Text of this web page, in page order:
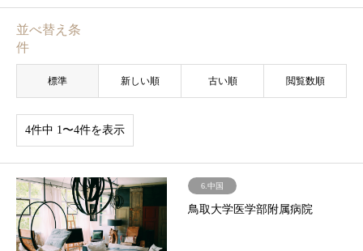
並べ替え条
件
標準 新しい順 古い順 閲覧数順
4件中 1〜4件を表示
6.中国
鳥取大学医学部附属病院